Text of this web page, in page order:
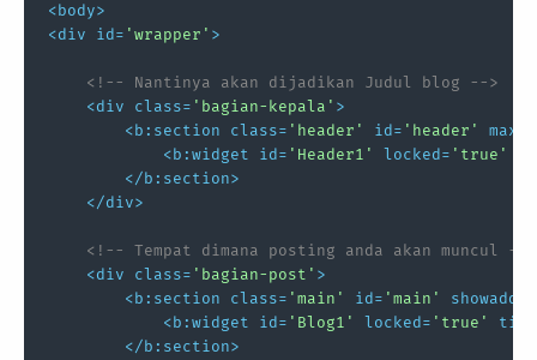
<body>
<div id= 'wrapper' >
<!-- Nantinya akan dijadikan Judul blog -->
<div class= 'bagian-kepala' >
<b:section class= 'header' id= 'header'
<b:widget id= 'Header1' locked= 'true'
</b:section>
</div>
<!-- Tempat dimana posting anda akan muncul -->
<div class= 'bagian-post' >
<b:section class= 'main' id= 'main'
<b:widget id= 'Blog1' locked= 'true'
</b:section>